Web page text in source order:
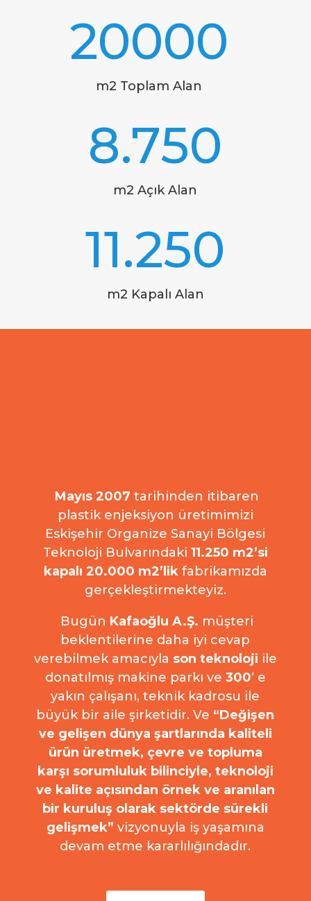
20000
m2 Toplam Alan
8.750
m2 Açık Alan
11.250
m2 Kapalı Alan
Mayıs 2007 tarihinden itibaren
plastik enjeksiyon üretimimizi
Eskişehir Organize Sanayi Bölgesi
Teknoloji Bulvarındaki 11.250 m2’si
kapalı 20.000 m2’likfabrikamızda
gerçekleştirmekteyiz.
Bugün Kafaoğlu A.Ş. müşteri
beklentilerine daha iyi cevap
verebilmek amacıyla son teknoloji ile
donatılmış makine parkı ve 300‘ e
yakın çalışanı, teknik kadrosu ile
büyük bir aile şirketidir. Ve “Değişen
ve gelişen dünya şartlarında kaliteli
ürün üretmek, çevre ve topluma
karşı sorumluluk bilinciyle, teknoloji
ve kalite açısından örnek ve aranılan
bir kuruluş olarak sektörde sürekli
gelişmek” vizyonuyla iş yaşamına
devam etme kararlılığındadır.